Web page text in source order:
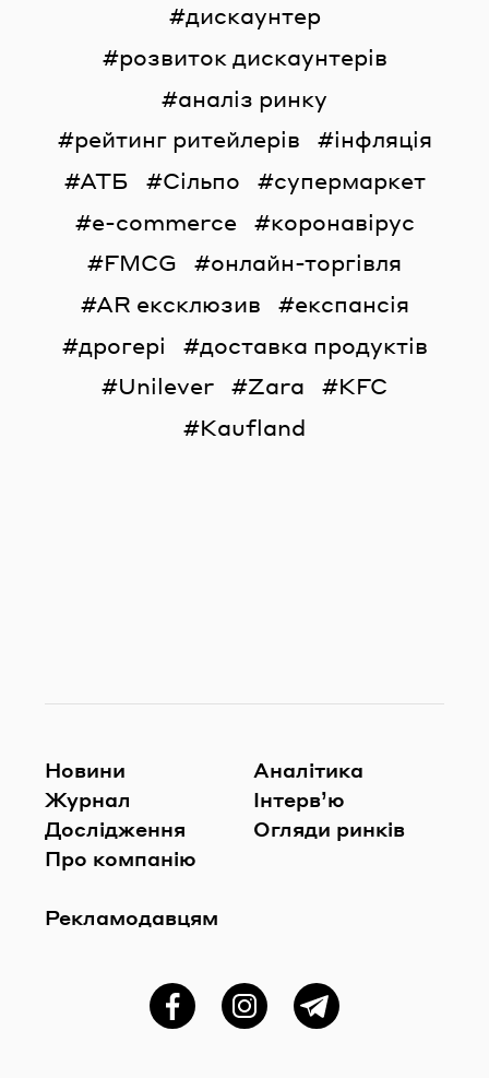
дискаунтер
розвиток дискаунтерів
аналіз ринку
рейтинг ритейлерів
інфляція
АТБ
Сільпо
супермаркет
e-commerce
коронавірус
FMCG
онлайн-торгівля
AR ексклюзив
експансія
дрогері
доставка продуктів
Unilever
Zara
KFC
Kaufland
Новини
Журнал
Дослідження
Про компанію
Рекламодавцям
Аналітика
Інтерв’ю
Огляди ринків
ФейсбукInstagramTelegram